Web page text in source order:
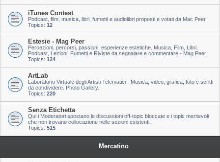
iTunes Contest
Podcast, film, musica, libri, fumetti e audiolibri proposti e votati da Mac Peer
Topics: 12
Estesie - Mag Peer
Percezioni, percorsi, passioni, esperienze estetiche. Musica, Film, Libri,
Podcast, Lezioni, Fumetti e Riviste da segnalare e commentare - Mag Peer
Topics: 124
ArtLab
Laboratorio Virtuale degli Artisti Telematici - Musica, video, grafica, foto e scritti
da condividere. Photo Gallery.
Topics: 220
Senza Etichetta
Qui i Moderatori spostano le discussioni off-topic bloccate e i topic meritevoli
che non trovano collocazione nelle sezioni esistenti.
Topics: 515
Mercatino